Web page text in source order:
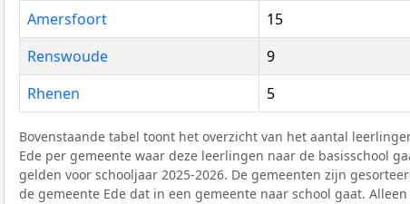
Amersfoort
15
Renswoude
9
Rhenen
5
Bovenstaande tabel toont het overzicht van het aantal
Ede per gemeente waar deze leerlingen naar de basisschool
gelden voor schooljaar 2025-2026. De gemeenten zijn
de gemeente Ede dat in een gemeente naar school gaat.